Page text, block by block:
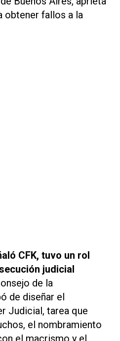
obtener fallos a la
CFK, tuvo un rol
judicial
de la
de diseñar el
Judicial, tarea que
el nombramiento
el macrismo y el